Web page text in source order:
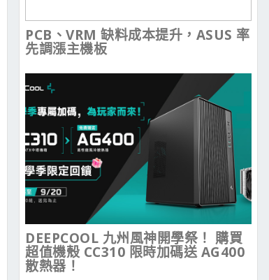
PCB、VRM 缺料成本提升，ASUS 率
先調漲主機板
DEEPCOOL 九州風神開學祭！ 購買
超值機殼 CC310 限時加碼送 AG400
散熱器！